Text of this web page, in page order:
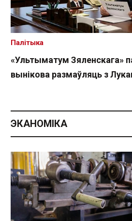
«Ультыматум Зяленскага»
вынікова размаўляць з
Палітыка
ЭКАНОМІКА